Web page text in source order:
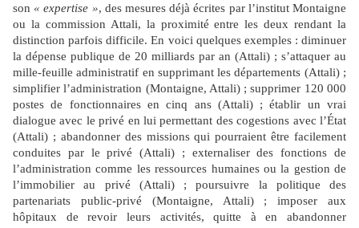
son « expertise », des mesures déjà écrites par l’institut Montaigne
ou la commission Attali, la proximité entre les deux rendant la
distinction parfois difficile. En voici quelques exemples : diminuer
la dépense publique de 20 milliards par an (Attali) ; s’attaquer au
mille-feuille administratif en supprimant les départements (Attali) ;
simplifier l’administration (Montaigne, Attali) ; supprimer 120 000
postes de fonctionnaires en cinq ans (Attali) ; établir un vrai
dialogue avec le privé en lui permettant des cogestions avec l’État
(Attali) ; abandonner des missions qui pourraient être facilement
conduites par le privé (Attali) ; externaliser des fonctions de
l’administration comme les ressources humaines ou la gestion de
l’immobilier au privé (Attali) ; poursuivre la politique des
partenariats public-privé (Montaigne, Attali) ; imposer aux
hôpitaux de revoir leurs activités, quitte à en abandonner